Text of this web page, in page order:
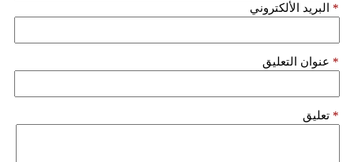
البريد الألكتروني *
عنوان التعليق *
تعليق *